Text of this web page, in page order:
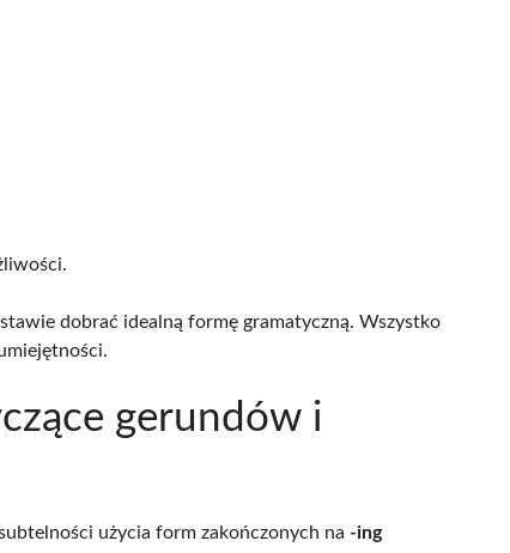
dobrać idealną formę gramatyczną. Wszystko
gerundów i
użycia form zakończonych na -ing